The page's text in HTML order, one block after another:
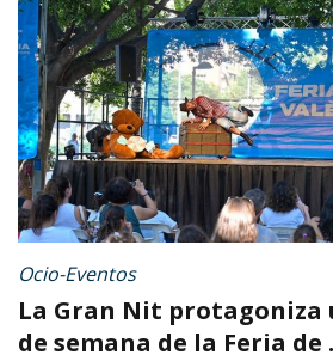
Ocio-Eventos
La Gran Nit protagoniza
de semana de la Feria de